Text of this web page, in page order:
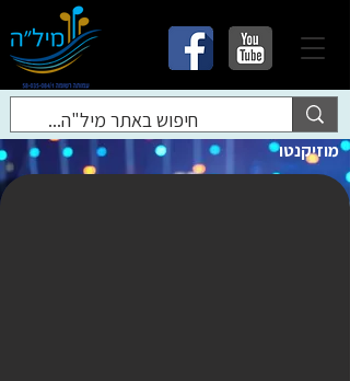
מוזיקנטו